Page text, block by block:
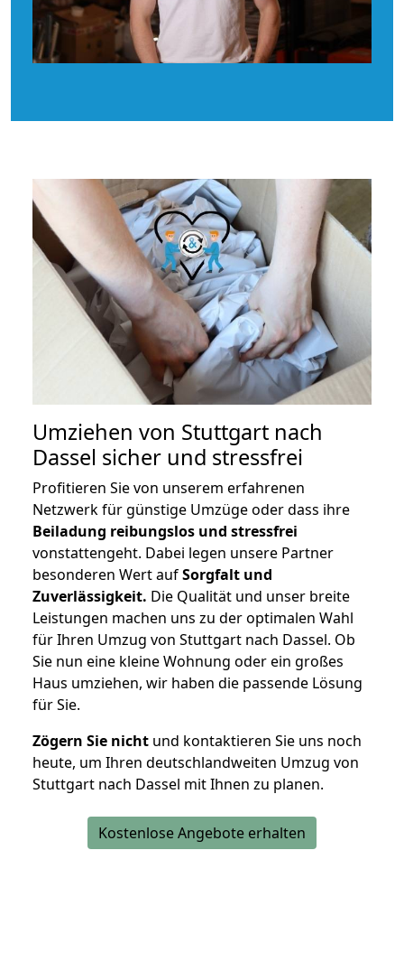
Umziehen von Stuttgart nach
Dassel sicher und stressfrei
Profitieren Sie von unserem erfahrenen
Netzwerk für günstige Umzüge oder dass ihre
Beiladung reibungslos und stressfrei
vonstattengeht. Dabei legen unsere Partner
besonderen Wert aufSorgfalt und
Zuverlässigkeit. Die Qualität und unser breite
Leistungen machen uns zu der optimalen Wahl
für Ihren Umzug von Stuttgart nach Dassel. Ob
Sie nun eine kleine Wohnung oder ein großes
Haus umziehen, wir haben die passende Lösung
für Sie.
Zögern Sie nicht und kontaktieren Sie uns noch
heute, um Ihren deutschlandweiten Umzug von
Stuttgart nach Dassel mit Ihnen zu planen.
Kostenlose Angebote erhalten